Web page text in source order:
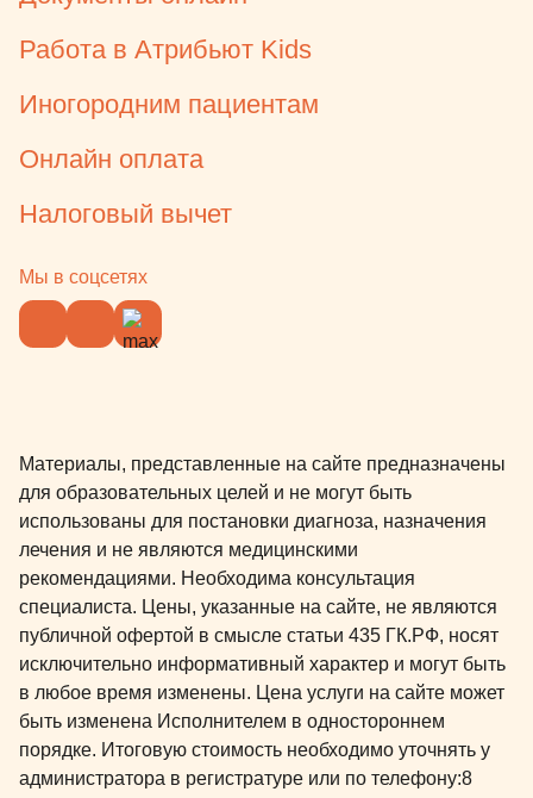
Работа в Атрибьют Kids
Иногородним пациентам
Онлайн оплата
Налоговый вычет
Мы в соцсетях
Материалы, представленные на сайте предназначены
для образовательных целей и не могут быть
использованы для постановки диагноза, назначения
лечения и не являются медицинскими
рекомендациями. Необходима консультация
специалиста. Цены, указанные на сайте, не являются
публичной офертой в смысле статьи 435 ГК.РФ, носят
исключительно информативный характер и могут быть
в любое время изменены. Цена услуги на сайте может
быть изменена Исполнителем в одностороннем
порядке. Итоговую стоимость необходимо уточнять у
администратора в регистратуре или по телефону:8